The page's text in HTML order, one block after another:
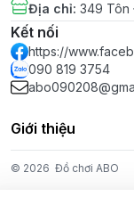
Địa chỉ: 349 Tôn
Kết nối
https://
090 819 3754
Giới thiệu
© 2026 Đồ chơi ABO